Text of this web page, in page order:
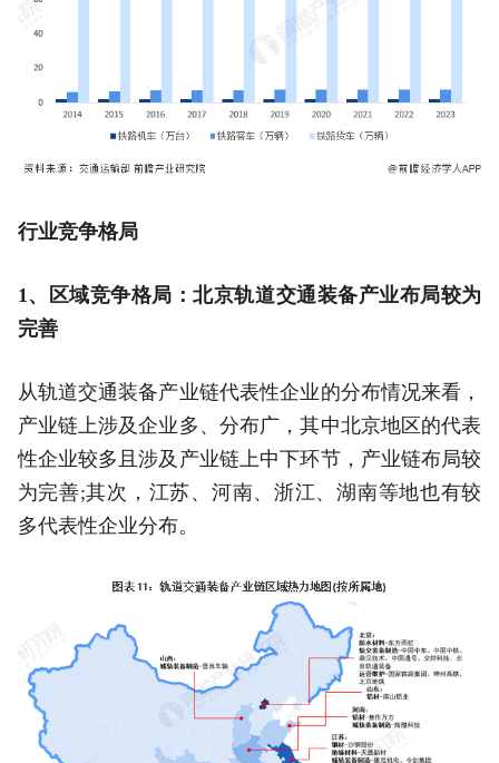
行业竞争格局
1、区域竞争格局：北京轨道交通装备产业布局较为
完善
从轨道交通装备产业链代表性企业的分布情况来看，
产业链上涉及企业多、分布广，其中北京地区的代表
性企业较多且涉及产业链上中下环节，产业链布局较
为完善;其次，江苏、河南、浙江、湖南等地也有较
多代表性企业分布。